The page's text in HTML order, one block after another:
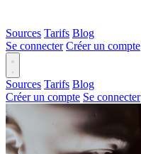
Sources Tarifs Blog
Se connecter Créer un compte
Sources Tarifs Blog
Créer un compte Se connecter